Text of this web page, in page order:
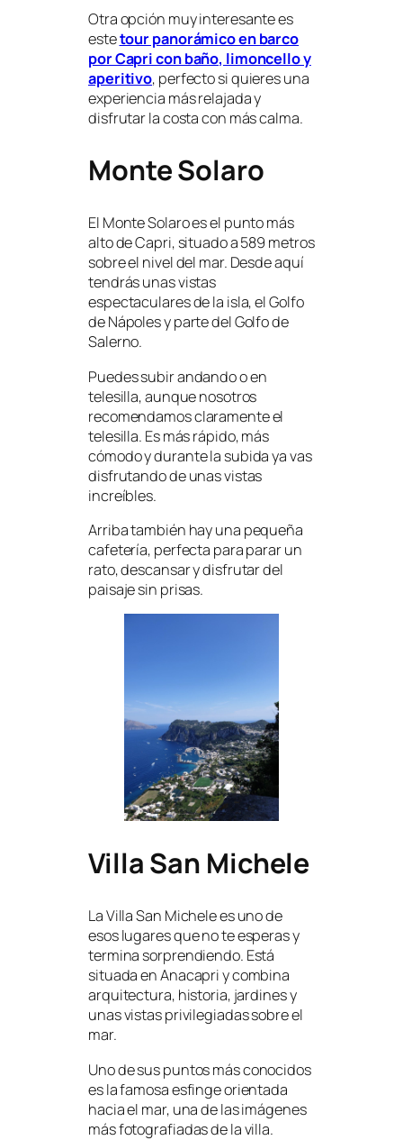
Otra opción muy interesante es
estetour panorámico en barco
por Capri con baño, limoncello y
aperitivo, perfecto si quieres una
experiencia más relajada y
disfrutar la costa con más calma.
Monte Solaro
El Monte Solaro es el punto más
alto de Capri, situado a 589 metros
sobre el nivel del mar. Desde aquí
tendrás unas vistas
espectaculares de la isla, el Golfo
de Nápoles y parte del Golfo de
Salerno.
Puedes subir andando o en
telesilla, aunque nosotros
recomendamos claramente el
telesilla. Es más rápido, más
cómodo y durante la subida ya vas
disfrutando de unas vistas
increíbles.
Arriba también hay una pequeña
cafetería, perfecta para parar un
rato, descansar y disfrutar del
paisaje sin prisas.
Villa San Michele
La Villa San Michele es uno de
esos lugares que no te esperas y
termina sorprendiendo. Está
situada en Anacapri y combina
arquitectura, historia, jardines y
unas vistas privilegiadas sobre el
mar.
Uno de sus puntos más conocidos
es la famosa esfinge orientada
hacia el mar, una de las imágenes
más fotografiadas de la villa.